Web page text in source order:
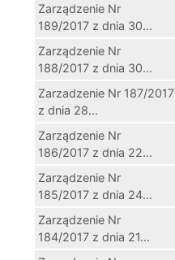
Zarządzenie Nr
189/2017 z dnia 30...
Zarządzenie Nr
188/2017 z dnia 30...
Zarzadzenie Nr 187/2017
z dnia 28...
Zarządzenie Nr
186/2017 z dnia 22...
Zarządzenie Nr
185/2017 z dnia 24...
Zarządzenie Nr
184/2017 z dnia 21...